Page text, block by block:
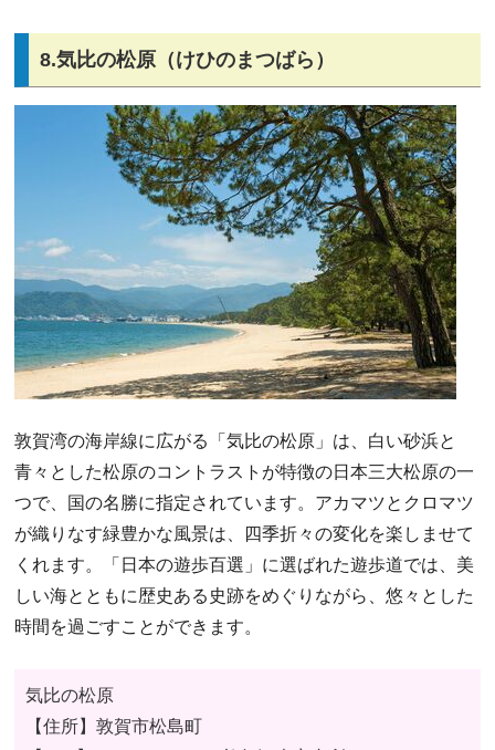
8.気比の松原（けひのまつばら）
敦賀湾の海岸線に広がる「気比の松原」は、白い砂浜と
青々とした松原のコントラストが特徴の日本三大松原の一
つで、国の名勝に指定されています。アカマツとクロマツ
が織りなす緑豊かな風景は、四季折々の変化を楽しませて
くれます。「日本の遊歩百選」に選ばれた遊歩道では、美
しい海とともに歴史ある史跡をめぐりながら、悠々とした
時間を過ごすことができます。
気比の松原
【住所】 敦賀市松島町